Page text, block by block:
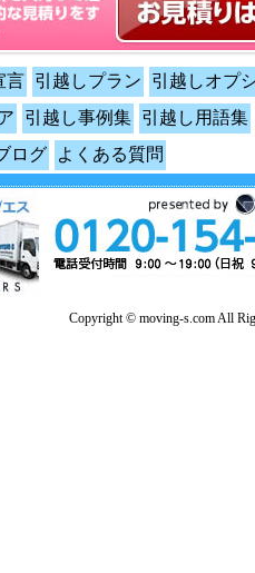
言 引越しプラン
引越しオプ
引越し事例集 引越し用語集
ログ
よくある質問
Copyright © moving-s.com All